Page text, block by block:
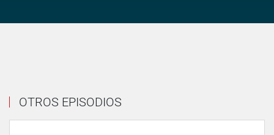
OTROS EPISODIOS